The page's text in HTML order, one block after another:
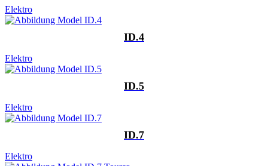
Elektro
ID.4
Elektro
ID.5
Elektro
ID.7
Elektro